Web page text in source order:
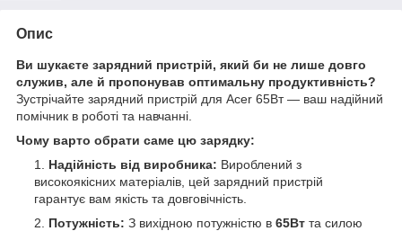
Опис
Ви шукаєте зарядний пристрій, який би не лише довго
служив, але й пропонував оптимальну продуктивність?
Зустрічайте зарядний пристрій для Acer 65Вт — ваш надійний
помічник в роботі та навчанні.
Чому варто обрати саме цю зарядку:
Надійність від виробника: Вироблений з
високоякісних матеріалів, цей зарядний пристрій
гарантує вам якість та довговічність.
Потужність: З вихідною потужністю в 65Вт та силою